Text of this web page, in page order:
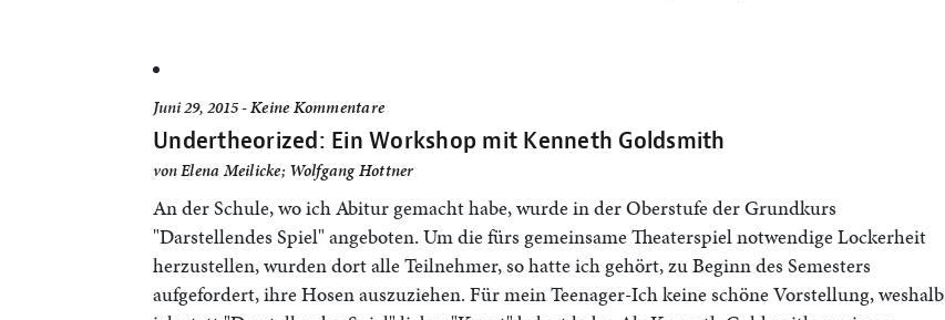
Juni 29, 2015 -Keine Kommentare
Undertheorized: Ein Workshop mit Kenneth Goldsmith
vonElena Meilicke; Wolfgang Hottner
An der Schule, wo ich Abitur gemacht habe, wurde in der Oberstufe der Grundkurs
"Darstellendes Spiel" angeboten. Um die fürs gemeinsame Theaterspiel notwendige Lockerheit
herzustellen, wurden dort alle Teilnehmer, so hatte ich gehört, zu Beginn des Semesters
aufgefordert, ihre Hosen auszuziehen. Für mein Teenager-Ich keine schöne Vorstellung, weshalb